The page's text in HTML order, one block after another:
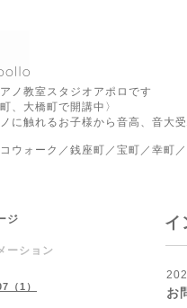
ノ教室スタジオアポロです
、大橋町で開講中〉
に触れるお子様から音高、音大
ウォーク／銭座町／宝町／幸町
イ
お
ジ
ーション
（1）